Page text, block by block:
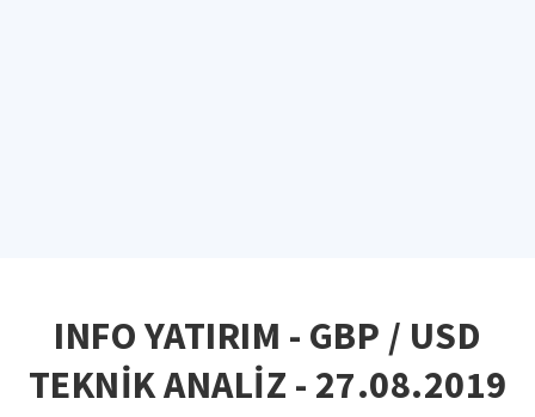
INFO YATIRIM - GBP / USD
TEKNİK ANALİZ - 27.08.2019